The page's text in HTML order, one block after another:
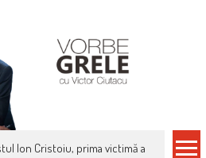
Ion Cristoiu, prima victimă a noi